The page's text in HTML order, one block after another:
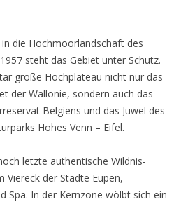
die Hochmoorlandschaft des
steht das Gebiet unter Schutz.
große Hochplateau nicht nur das
der Wallonie, sondern auch das
Belgiens und das Juwel des
Hohes Venn – Eifel.
letzte authentische Wildnis-
Viereck der Städte Eupen,
Spa. In der Kernzone wölbt sich ein